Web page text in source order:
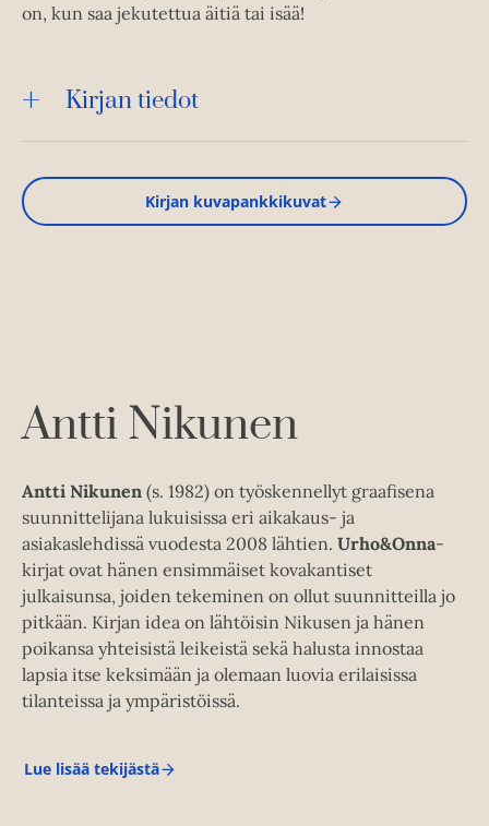
on, kun saa jekutettua äitiä tai isää!
Kirjan tiedot
Kirjan kuvapankkikuvat
Antti Nikunen
Antti Nikunen (s. 1982) on työskennellyt graafisena
suunnittelijana lukuisissa eri aikakaus- ja
asiakaslehdissä vuodesta 2008 lähtien. Urho&Onna-
kirjat ovat hänen ensimmäiset kovakantiset
julkaisunsa, joiden tekeminen on ollut suunnitteilla jo
pitkään. Kirjan idea on lähtöisin Nikusen ja hänen
poikansa yhteisistä leikeistä sekä halusta innostaa
lapsia itse keksimään ja olemaan luovia erilaisissa
tilanteissa ja ympäristöissä.
Lue lisää tekijästä
A